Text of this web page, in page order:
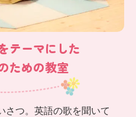
テーマにした
ための教室
さつ。英語の歌を聞いて